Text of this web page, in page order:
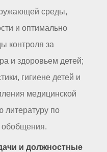
среды,
и оптимально
контроля за
и здоровьем детей;
гигиене детей и
медицинской
литературу по
обобщения.
и должностные